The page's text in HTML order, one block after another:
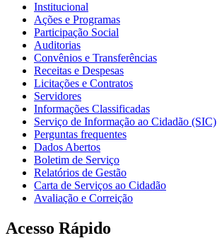
Institucional
Ações e Programas
Participação Social
Auditorias
Convênios e Transferências
Receitas e Despesas
Licitações e Contratos
Servidores
Informações Classificadas
Serviço de Informação ao Cidadão (SIC)
Perguntas frequentes
Dados Abertos
Boletim de Serviço
Relatórios de Gestão
Carta de Serviços ao Cidadão
Avaliação e Correição
Acesso Rápido